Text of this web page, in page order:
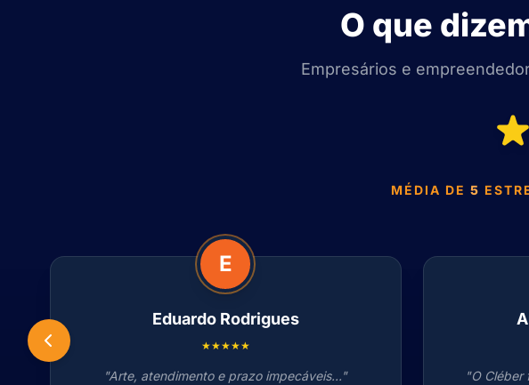
O que
Empresários e
MÉDIA DE 5
E
Eduardo Rodrigues
★★★★★
"Arte, atendimento e prazo impecáveis..."
"O Cléber